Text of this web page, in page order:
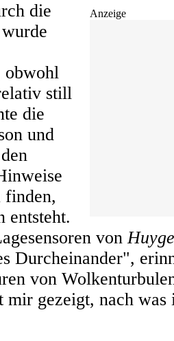
Anzeige
die
obwohl
still
die
und
finden,
entsteht.
von
Durcheinander",
von
mir gezeigt, nach was